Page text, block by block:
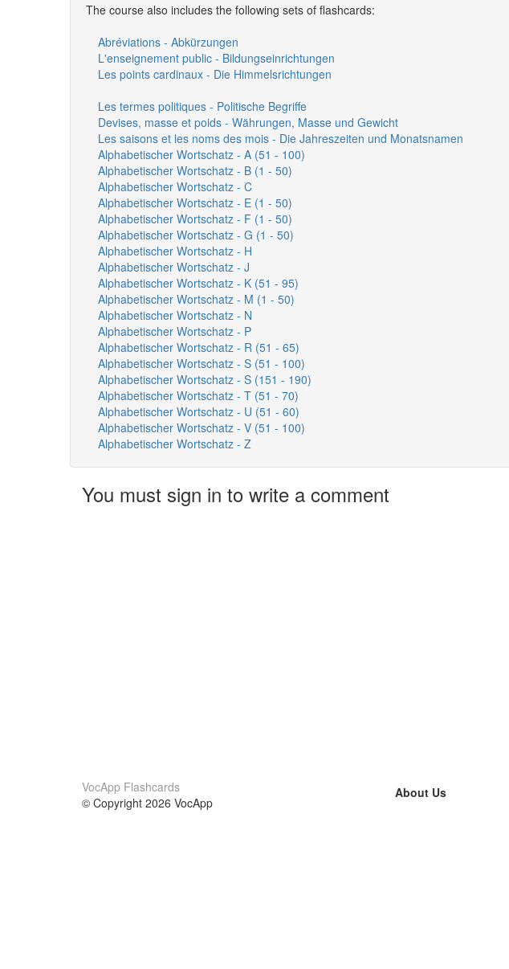
The course also includes the following sets of flashcards:
Abréviations - Abkürzungen
L'enseignement public - Bildungseinrichtungen
Les points cardinaux - Die Himmelsrichtungen
Les termes politiques - Politische Begriffe
Devises, masse et poids - Währungen, Masse und Gewicht
Les saisons et les noms des mois - Die Jahreszeiten und Monatsnamen
Alphabetischer Wortschatz - A (51 - 100)
Alphabetischer Wortschatz - B (1 - 50)
Alphabetischer Wortschatz - C
Alphabetischer Wortschatz - E (1 - 50)
Alphabetischer Wortschatz - F (1 - 50)
Alphabetischer Wortschatz - G (1 - 50)
Alphabetischer Wortschatz - H
Alphabetischer Wortschatz - J
Alphabetischer Wortschatz - K (51 - 95)
Alphabetischer Wortschatz - M (1 - 50)
Alphabetischer Wortschatz - N
Alphabetischer Wortschatz - P
Alphabetischer Wortschatz - R (51 - 65)
Alphabetischer Wortschatz - S (51 - 100)
Alphabetischer Wortschatz - S (151 - 190)
Alphabetischer Wortschatz - T (51 - 70)
Alphabetischer Wortschatz - U (51 - 60)
Alphabetischer Wortschatz - V (51 - 100)
Alphabetischer Wortschatz - Z
You must sign in to write a comment
VocApp Flashcards
© Copyright 2026 VocApp
About Us